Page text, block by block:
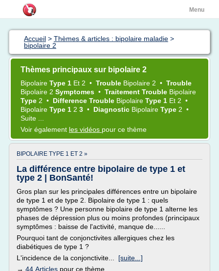
Menu
Accueil > Thèmes & articles : bipolaire maladie >
bipolaire 2
Thèmes principaux sur bipolaire 2
Bipolaire Type 1 Et 2 • Trouble Bipolaire 2 • Trouble
Bipolaire 2 Symptomes • Traitement Trouble Bipolaire
Type 2 • Difference Trouble Bipolaire Type 1 Et 2 •
Bipolaire Type 1 2 3 • Diagnostic Bipolaire Type 2 •
Suite ...
Voir également les vidéos pour ce thème
BIPOLAIRE TYPE 1 ET 2 »
La différence entre bipolaire de type 1 et
type 2 | BonSanté!
Gros plan sur les principales différences entre un bipolaire
de type 1 et de type 2. Bipolaire de type 1 : quels
symptômes ? Une personne bipolaire de type 1 alterne les
phases de dépression plus ou moins profondes (principaux
symptômes : baisse de l'activité, manque de......
Pourquoi tant de conjonctivites allergiques chez les
diabétiques de type 1 ?
L'incidence de la conjonctivite... [suite...]
→ 44 Articles pour ce thème